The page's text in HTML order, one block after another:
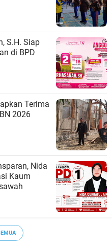
S.H. Siap
di BPD
Terima
2026
Nida
Kaum